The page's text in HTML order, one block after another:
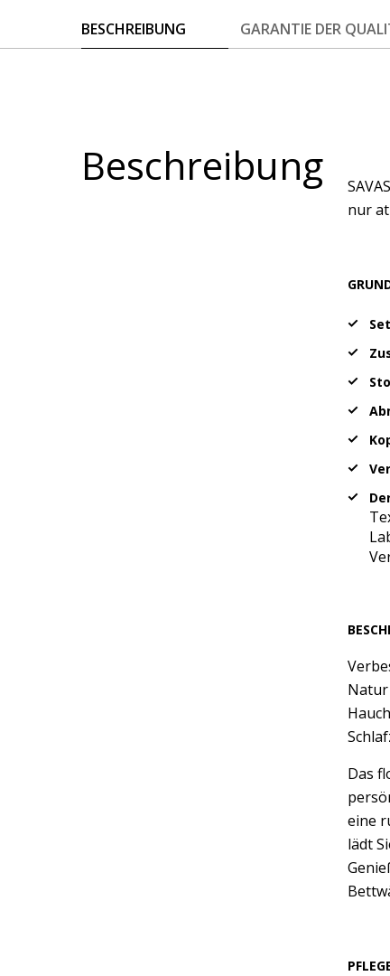
BESCHREIBUNG GARANTIE DER
Beschreibung
nur
Das
eine
lädt